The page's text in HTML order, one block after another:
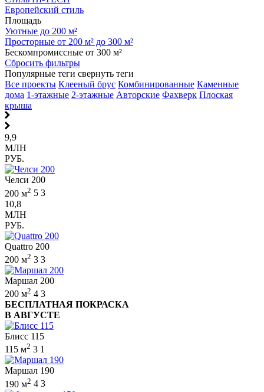
Европейский стиль
Площадь
Уютные до 200 м²
Просторные от 200 м² до 300 м²
Бескомпромиссные от 300 м²
Сбросить фильтры
Популярные теги свернуть теги
Все проекты Клееный брус Комбинированные Каменные
дома 1-этажные 2-этажные Авторские Фахверк Плоская
крыша
9,9
МЛН
РУБ.
Челси 200
200 м2 5 3
10,8
МЛН
РУБ.
Quattro 200
200 м2 3 3
Маршал 200
200 м2 4 3
БЕСПЛАТНАЯ ПОКРАСКА
В АВГУСТЕ
Блисс 115
115 м2 3 1
Маршал 190
190 м2 4 3